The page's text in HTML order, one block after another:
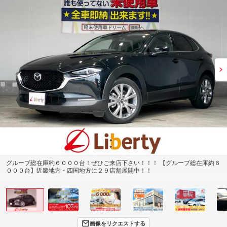
グループ総在庫約６０００台！ぜひご来店下さい！！！ 【グループ総在庫約６
０００台】近畿地方・四国地方に２９店舗展開中！！
画像をリクエストする